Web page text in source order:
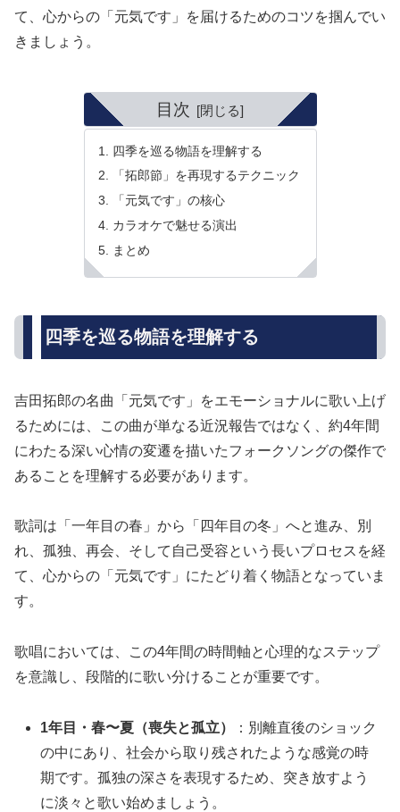
て、心からの「元気です」を届けるためのコツを掴んでい
きましょう。
目次
四季を巡る物語を理解する
「拓郎節」を再現するテクニック
「元気です」の核心
カラオケで魅せる演出
まとめ
四季を巡る物語を理解する
吉田拓郎の名曲「元気です」をエモーショナルに歌い上げ
るためには、この曲が単なる近況報告ではなく、約4年間
にわたる深い心情の変遷を描いたフォークソングの傑作で
あることを理解する必要があります。
歌詞は「一年目の春」から「四年目の冬」へと進み、別
れ、孤独、再会、そして自己受容という長いプロセスを経
て、心からの「元気です」にたどり着く物語となっていま
す。
歌唱においては、この4年間の時間軸と心理的なステップ
を意識し、段階的に歌い分けることが重要です。
1年目・春〜夏（喪失と孤立）
：別離直後のショック
の中にあり、社会から取り残されたような感覚の時
期です。孤独の深さを表現するため、突き放すよう
に淡々と歌い始めましょう。